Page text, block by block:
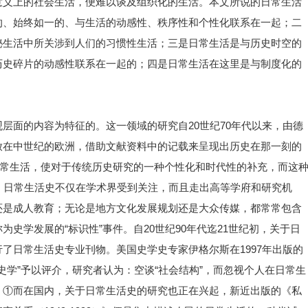
始终如一的、与生活的动感性、秩序性和个性化联系在一起；二
活中所关涉到人们的习惯性生活；三是日常生活是与历史时空的
碎片的动感性联系在一起的；四是日常生活在这里是与制度化的
面的内容为特征的。这一领域的研究自20世纪70年代以来，由德
中世纪的欧洲，借助文献资料中的记载来呈现出历史在那一刻的
生活，使对于传统历史研究的一种个性化和时代性的补充，而这种
常生活史不仅在学术界受到关注，而且走出高等学府和研究机
成人教育；无论是地方文化发展规划还是大众传媒，都常常包含
史学发展的“标识性”事件。自20世纪90年代迄21世纪初，关于日
日常生活史专业刊物。美国史学史专家伊格尔斯在1997年出版的
”予以评介，研究者认为：空谈“社会结构”，而忽视个人在日常生
而在国内，关于日常生活史的研究也正在兴起，新近出版的《私